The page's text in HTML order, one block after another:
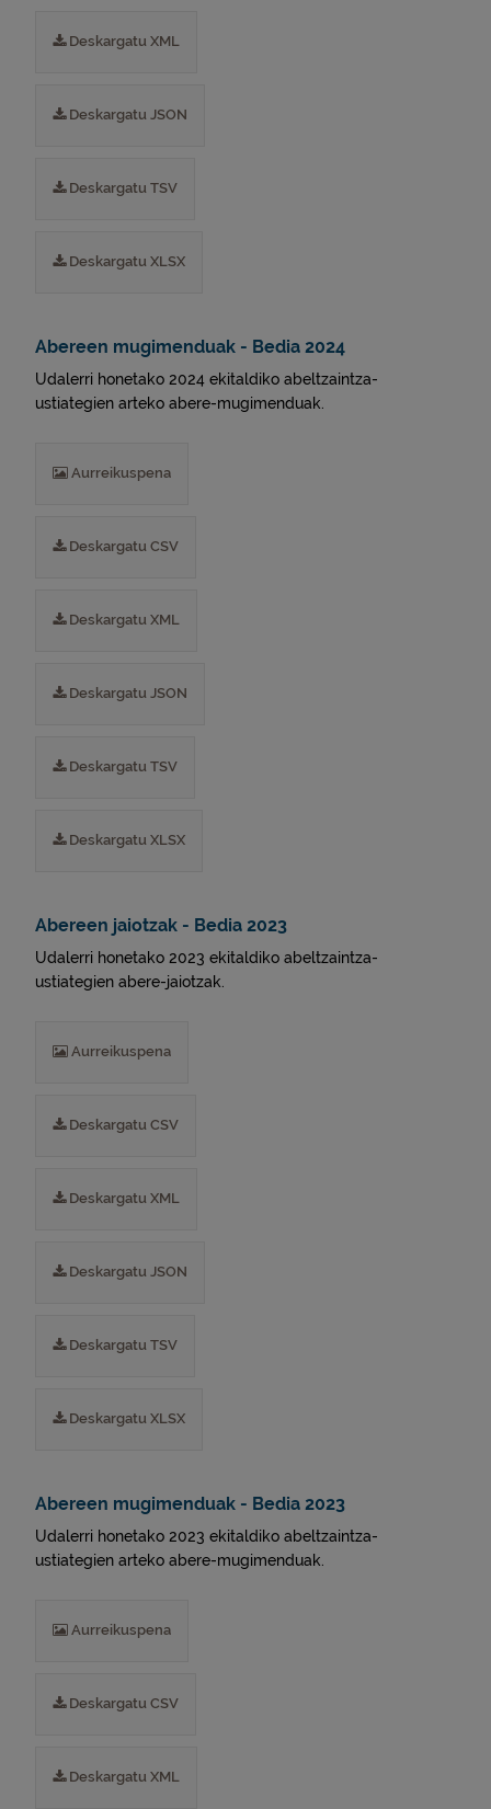
Deskargatu XML
Deskargatu JSON
Deskargatu TSV
Deskargatu XLSX
Abereen mugimenduak - Bedia 2024
Udalerri honetako 2024 ekitaldiko abeltzaintza-
ustiategien arteko abere-mugimenduak.
Aurreikuspena
Deskargatu CSV
Deskargatu XML
Deskargatu JSON
Deskargatu TSV
Deskargatu XLSX
Abereen jaiotzak - Bedia 2023
Udalerri honetako 2023 ekitaldiko abeltzaintza-
ustiategien abere-jaiotzak.
Aurreikuspena
Deskargatu CSV
Deskargatu XML
Deskargatu JSON
Deskargatu TSV
Deskargatu XLSX
Abereen mugimenduak - Bedia 2023
Udalerri honetako 2023 ekitaldiko abeltzaintza-
ustiategien arteko abere-mugimenduak.
Aurreikuspena
Deskargatu CSV
Deskargatu XML